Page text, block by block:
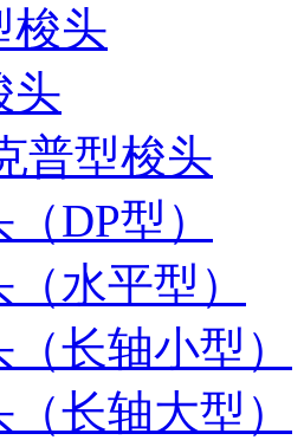
梭头
头
普型梭头
DP型）
水平型）
长轴小型）
长轴大型）